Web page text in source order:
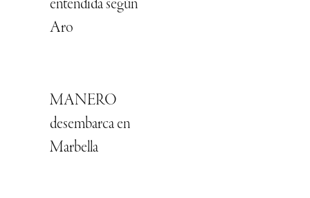
entendida según
Aro
MANERO
desembarca en
Marbella